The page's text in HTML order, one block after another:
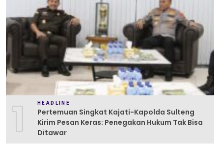
1 HEADLINE
Pertemuan Singkat Kajati-Kapolda Sulteng
Kirim Pesan Keras: Penegakan Hukum Tak Bisa
Ditawar